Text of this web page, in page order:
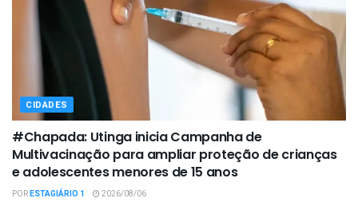
CIDADES
#Chapada: Utinga inicia Campanha de
Multivacinação para ampliar proteção de crianças
e adolescentes menores de 15 anos
PORESTAGIÁRIO 1 2026/08/06